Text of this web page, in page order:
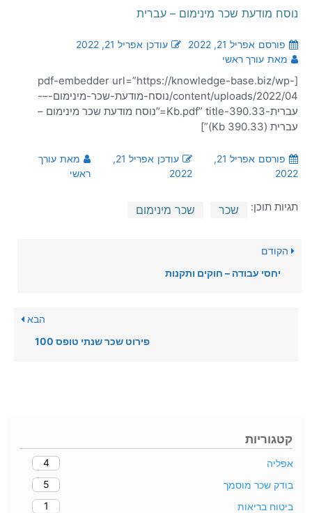
נוסח מודעת שכר מינימום – עברית
פורסם אפריל 21, 2022 עודכן אפריל 21, 2022
מאת עורך ראשי
[pdf-embedder url=”https://knowledge-base.biz/wp-
content/uploads/2022/04/נוסח-מודעת-שכר-מינימום-–-
עברית-390.33-Kb.pdf” title=”נוסח מודעת שכר מינימום –
עברית (390.33 Kb)”]
פורסם
אפריל 21,
2022
עודכן
אפריל 21,
2022
מאת עורך
ראשי
תגיות תוכן: שכר שכר מינימום
הקודם
יחסי עבודה – חוקים ותקנות
הבא
פירוט שכר שנתי טופס 100
קטגוריות
אפליה
4
בודק שכר מוסמך
5
ביטוח בריאות
1